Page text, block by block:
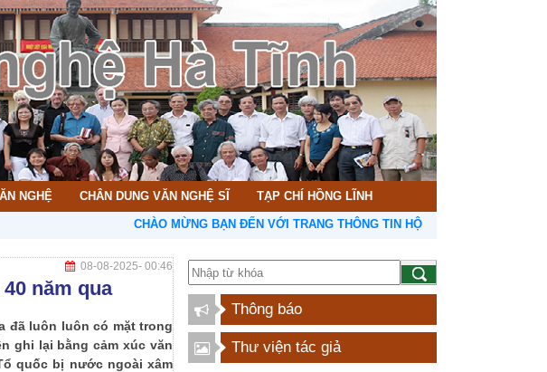
NGHỆ CHÂN DUNG VĂN NGHỆ SĨ TẠP CHÍ HỒNG LĨNH
CHÀO MỪNG BẠN ĐẾN VỚI TRANG THÔNG TIN HỘI LIÊN HIỆP VĂN HỌC NGHỆ
08-08-2025- 00:46
năm qua
đã luôn luôn có mặt trong
ghi lại bằng cảm xúc văn
quốc bị nước ngoài xâm
Thông báo
Thư viện tác giả